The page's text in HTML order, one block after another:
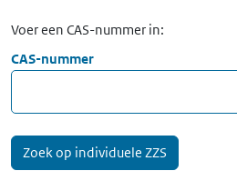
Voer een CAS-nummer in:
CAS-nummer